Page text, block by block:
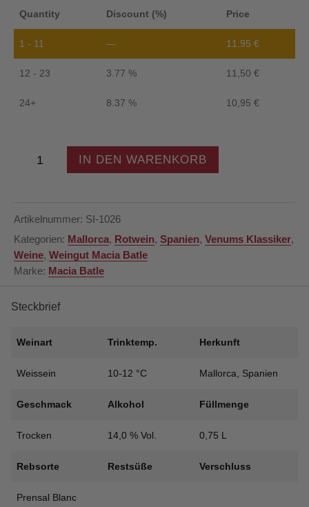
Quantity Discount (%) Price
1 - 11 — 11,95 €
12 - 23 3.77 % 11,50 €
24+ 8.37 % 10,95 €
2024
-
Rotwein
Mallorca
Spanien
IN DEN WARENKORB
Artikelnummer: SI-1026
Kategorien: Mallorca, Rotwein, Spanien, Venums Klassiker,
Weine, Weingut Macia Batle
Marke: Macia Batle
Steckbrief
Weinart Trinktemp. Herkunft
Weissein 10-12 °C Mallorca, Spanien
Geschmack Alkohol Füllmenge
Trocken 14,0 % Vol. 0,75 L
Rebsorte Restsüße Verschluss
Prensal Blanc